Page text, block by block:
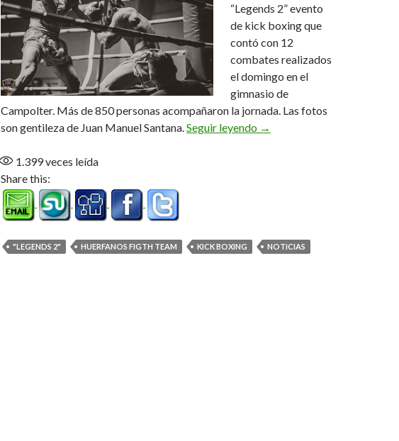
“Legends 2” evento
de kick boxing que
contó con 12
combates realizados
el domingo en el
gimnasio de
Campolter. Más de 850 personas acompañaron la jornada. Las fotos
son gentileza de Juan Manuel Santana.Seguir leyendo Velada de leyenda
→
1.399veces leída
Share this:
"LEGENDS 2" HUERFANOS FIGTH TEAM KICK BOXING NOTICIAS